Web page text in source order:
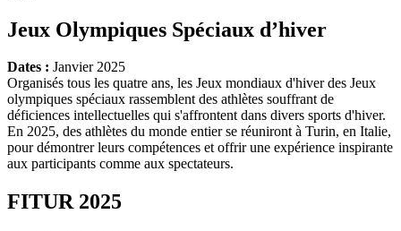
Jeux Olympiques Spéciaux d’hiver
Dates : Janvier 2025
Organisés tous les quatre ans, les Jeux mondiaux d'hiver des Jeux
olympiques spéciaux rassemblent des athlètes souffrant de
déficiences intellectuelles qui s'affrontent dans divers sports d'hiver.
En 2025, des athlètes du monde entier se réuniront à Turin, en Italie,
pour démontrer leurs compétences et offrir une expérience inspirante
aux participants comme aux spectateurs.
FITUR 2025